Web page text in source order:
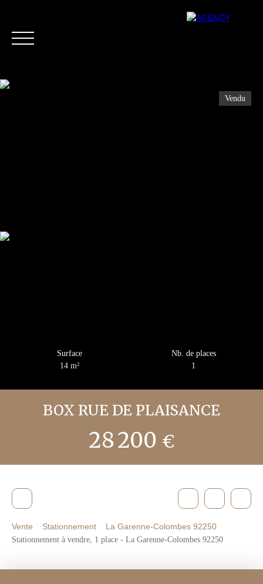
Vendu
Surface
14 m²
Nb. de places
1
BOX RUE DE PLAISANCE
28 200 €
Vente Stationnement
La Garenne-Colombes 92250
Stationnement à vendre, 1 place - La Garenne-Colombes 92250